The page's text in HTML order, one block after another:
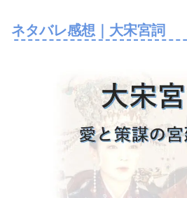
ネタバレ感想｜大宋宮詞